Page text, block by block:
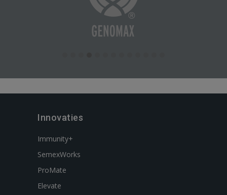
Innovaties
Immunity+
SemexWorks
ProMate
Elevate